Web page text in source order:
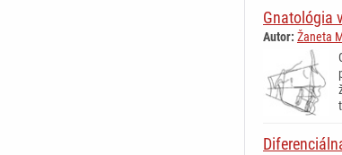
Gnatológia
Autor: Žaneta